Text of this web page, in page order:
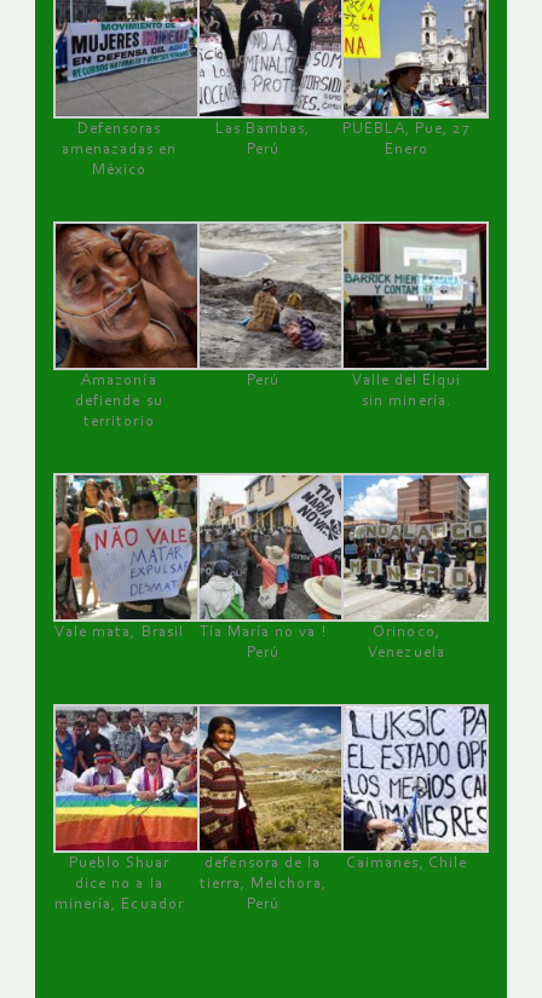
Defensoras
amenazadas en
México
Las Bambas,
Perú
PUEBLA, Pue, 27
Enero
Amazonía
defiende su
territorio
Perú
Valle del Elqui
sin minería.
Vale mata, Brasil
Tía María no va !
Perú
Orinoco,
Venezuela
Pueblo Shuar
dice no a la
minería, Ecuador
defensora de la
tierra, Melchora,
Perú
Caimanes, Chile